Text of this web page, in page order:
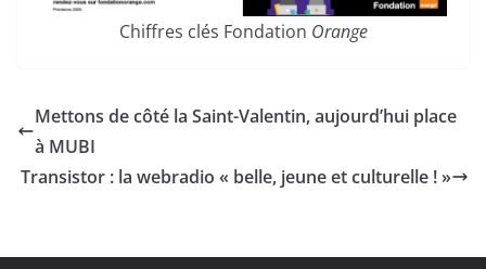
Chiffres clés Fondation Orange
Mettons de côté la Saint-Valentin, aujourd’hui place
à MUBI
Transistor : la webradio « belle, jeune et culturelle ! »